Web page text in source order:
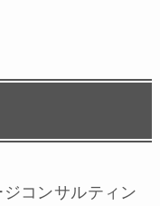
コンサルティン